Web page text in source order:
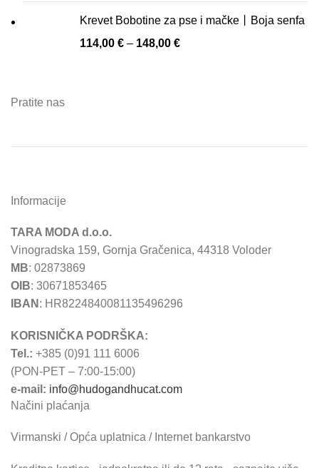
Krevet Bobotine za pse i mačke丨Boja senfa
114,00 € – 148,00 €
Pratite nas
Informacije
TARA MODA d.o.o.
Vinogradska 159, Gornja Gračenica, 44318 Voloder
MB: 02873869
OIB: 30671853465
IBAN : HR8224840081135496296
KORISNIČKA PODRŠKA:
Tel.: +385 (0)91 111 6006
(PON-PET – 7:00-15:00)
e-mail: info@hudogandhucat.com
Načini plaćanja
Virmanski / Opća uplatnica / Internet bankarstvo